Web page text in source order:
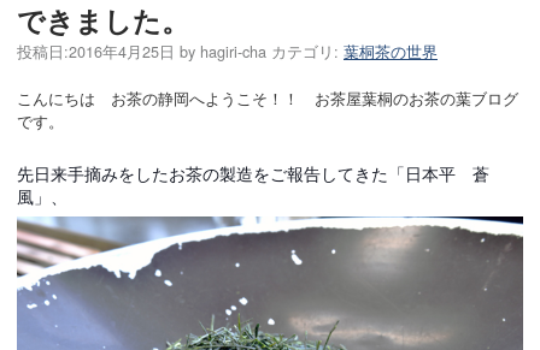
できました。
投稿日:2016年4月25日 by hagiri-cha カテゴリ: 葉桐茶の世界
こんにちは お茶の静岡へようこそ！！ お茶屋葉桐のお茶の葉ブログ
です。
先日来手摘みをしたお茶の製造をご報告してきた「日本平 蒼
風」、